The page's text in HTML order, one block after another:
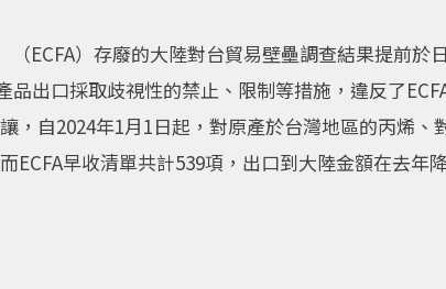
ECFA）存廢的大陸對台貿易壁壘調查結果提前於
品出口採取歧視性的禁止、限制等措施，違反了
，自2024年1月1日起，對原產於台灣地區的丙烯
ECFA早收清單共計539項，出口到大陸金額在去年